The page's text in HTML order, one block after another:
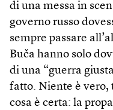
di una messa in
governo russo
sempre passare
Buča hanno solo
di una “guerra
fatto. Niente è vero,
cosa è certa: la